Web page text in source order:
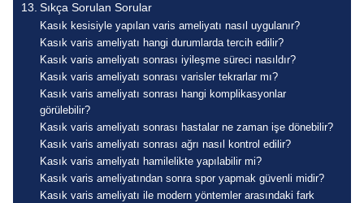
Sıkça Sorulan Sorular
Kasık kesisiyle yapılan varis ameliyatı nasıl uygulanır?
Kasık varis ameliyatı hangi durumlarda tercih edilir?
Kasık varis ameliyatı sonrası iyileşme süreci nasıldır?
Kasık varis ameliyatı sonrası varisler tekrarlar mı?
Kasık varis ameliyatı sonrası hangi komplikasyonlar
görülebilir?
Kasık varis ameliyatı sonrası hastalar ne zaman işe dönebilir?
Kasık varis ameliyatı sonrası ağrı nasıl kontrol edilir?
Kasık varis ameliyatı hamilelikte yapılabilir mi?
Kasık varis ameliyatından sonra spor yapmak güvenli midir?
Kasık varis ameliyatı ile modern yöntemler arasındaki fark